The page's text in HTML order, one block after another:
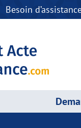
Besoin